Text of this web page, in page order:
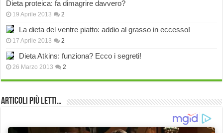
Dieta proteica: fa dimagrire davvero?
19 Aprile 2013 2
La dieta del ventre piatto: addio al grasso in eccesso!
17 Aprile 2013 2
Dieta Atkins: funziona? Ecco i segreti!
26 Marzo 2013 2
Articoli più Letti…